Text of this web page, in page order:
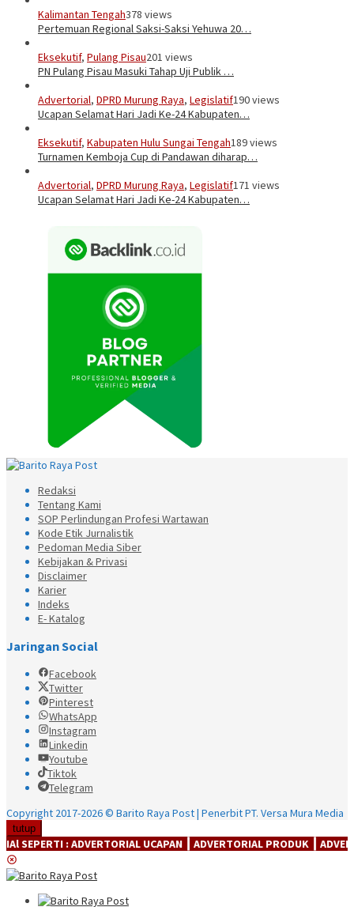
Kalimantan Tengah378 views
Pertemuan Regional Saksi-Saksi Yehuwa 20…
Eksekutif, Pulang Pisau201 views
PN Pulang Pisau Masuki Tahap Uji Publik …
Advertorial, DPRD Murung Raya, Legislatif190 views
Ucapan Selamat Hari Jadi Ke-24 Kabupaten…
Eksekutif, Kabupaten Hulu Sungai Tengah189 views
Turnamen Kemboja Cup di Pandawan diharap…
Advertorial, DPRD Murung Raya, Legislatif171 views
Ucapan Selamat Hari Jadi Ke-24 Kabupaten…
Redaksi
Tentang Kami
SOP Perlindungan Profesi Wartawan
Kode Etik Jurnalistik
Pedoman Media Siber
Kebijakan & Privasi
Disclaimer
Karier
Indeks
E- Katalog
Jaringan Social
Facebook
Twitter
Pinterest
WhatsApp
Instagram
Linkedin
Youtube
Tiktok
Telegram
Copyright 2017-2026 © Barito Raya Post | Penerbit PT. Versa Mura Media
tutup
: ADVERTORIAL UCAPAN ┃ ADVERTORIAL PRODUK ┃